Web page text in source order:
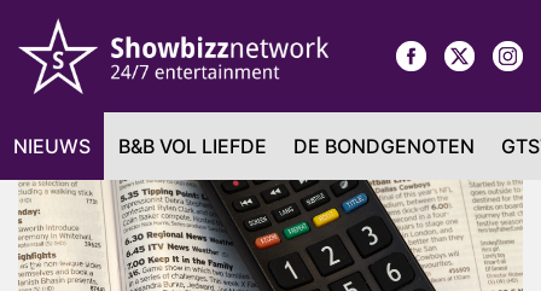
NIEUWS B&B VOL LIEFDE DE BONDGENOTEN